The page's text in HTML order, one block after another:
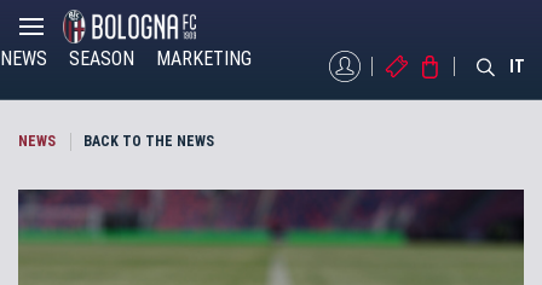
NEWS SEASON MARKETING MYBFCTICKETS
STORE IT
NEWS BACK TO THE NEWS